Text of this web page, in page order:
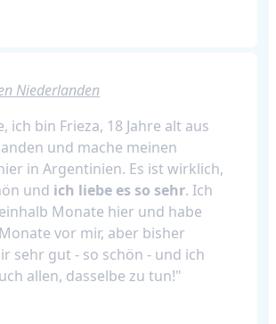
Niederlanden
ich bin Frieza, 18 Jahre alt aus
und mache meinen
in Argentinien. Es ist wirklich,
und ich liebe es so sehr. Ich
Monate hier und habe
vor mir, aber bisher
sehr gut - so schön - und ich
allen, dasselbe zu tun!"